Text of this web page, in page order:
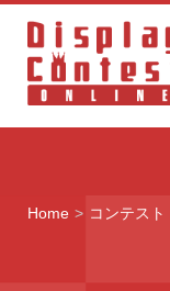
Home コンテスト